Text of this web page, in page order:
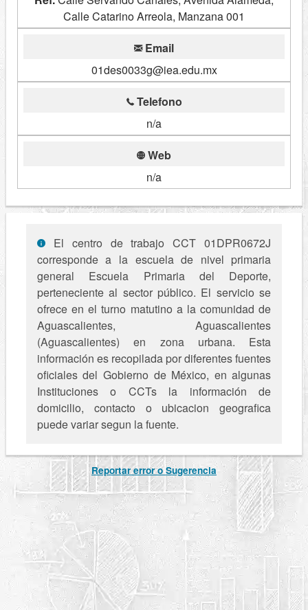
Calle Catarino Arreola, Manzana 001
Email
01des0033g@iea.edu.mx
Telefono
n/a
Web
n/a
El centro de trabajo CCT 01DPR0672J
corresponde a la escuela de nivel primaria
general Escuela Primaria del Deporte,
perteneciente al sector público. El servicio se
ofrece en el turno matutino a la comunidad de
Aguascalientes, Aguascalientes
(Aguascalientes) en zona urbana. Esta
información es recopilada por diferentes fuentes
oficiales del Gobierno de México, en algunas
Instituciones o CCTs la información de
domicilio, contacto o ubicacion geografica
puede variar segun la fuente.
Reportar error o Sugerencia